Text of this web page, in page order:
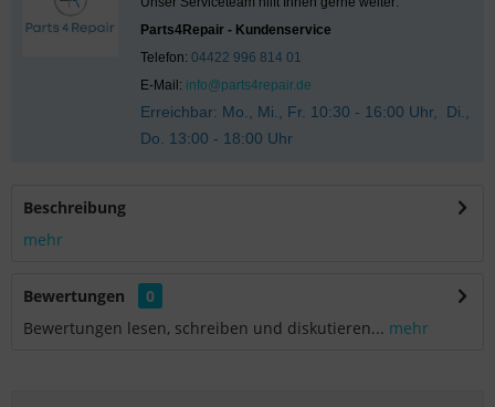
Parts4Repair - Kundenservice
Telefon: 04422 996 814 01
E-Mail: info@parts4repair.de
Erreichbar: Mo., Mi., Fr. 10:30 - 16:00 Uhr, Di.,
Do. 13:00 - 18:00 Uhr
Beschreibung
mehr
Bewertungen
0
Bewertungen lesen, schreiben und diskutieren... mehr